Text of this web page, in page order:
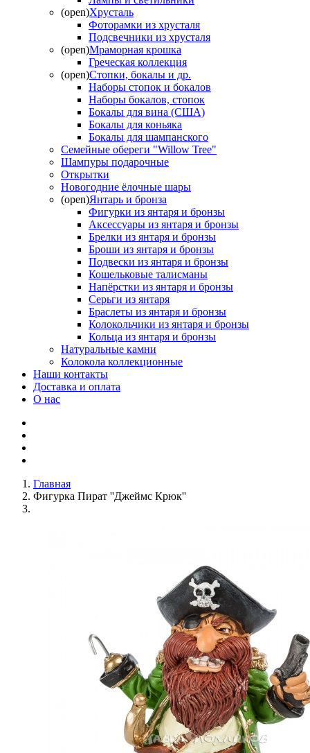
(open)Хрусталь
Фоторамки из хрусталя
Подсвечники из хрусталя
(open)Мраморная крошка
Греческая коллекция
(open)Стопки, бокалы и др.
Наборы стопок и бокалов
Наборы бокалов, стопок
Бокалы для вина (США)
Бокалы для коньяка
Бокалы для шампанского
Семейные обереги "Willow Tree"
Шампуры подарочные
Открытки
Новогодние ёлочные шары
(open)Янтарь и бронза
Фигурки из янтаря и бронзы
Аксессуары из янтаря и бронзы
Брелки из янтаря и бронзы
Броши из янтаря и бронзы
Подвески из янтаря и бронзы
Кошельковые талисманы
Напёрстки из янтаря и бронзы
Серьги из янтаря
Браслеты из янтаря и бронзы
Колокольчики из янтаря и бронзы
Кольца из янтаря и бронзы
Натуральные камни
Колокола коллекционные
Наши контакты
Доставка и оплата
О нас
Главная
Фигурка Пират ''Джеймс Крюк''